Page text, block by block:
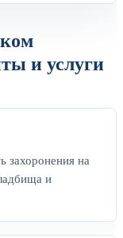
и услуги
захоронения на
и